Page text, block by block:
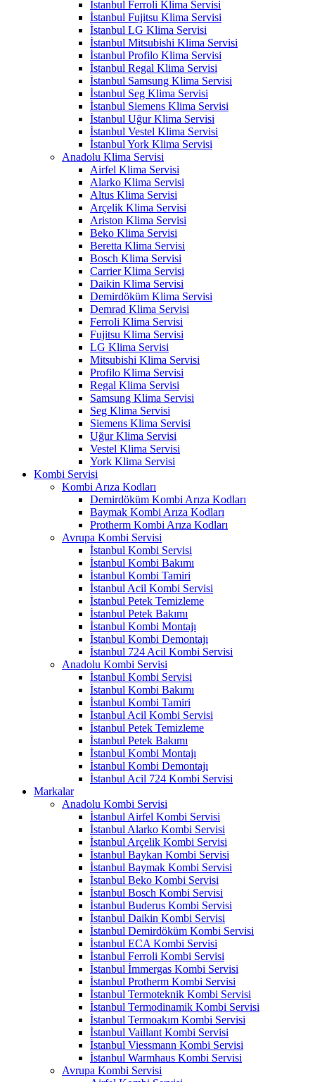
İstanbul Ferroli Klima Servisi
İstanbul Fujitsu Klima Servisi
İstanbul LG Klima Servisi
İstanbul Mitsubishi Klima Servisi
İstanbul Profilo Klima Servisi
İstanbul Regal Klima Servisi
İstanbul Samsung Klima Servisi
İstanbul Seg Klima Servisi
İstanbul Siemens Klima Servisi
İstanbul Uğur Klima Servisi
İstanbul Vestel Klima Servisi
İstanbul York Klima Servisi
Anadolu Klima Servisi
Airfel Klima Servisi
Alarko Klima Servisi
Altus Klima Servisi
Arçelik Klima Servisi
Ariston Klima Servisi
Beko Klima Servisi
Beretta Klima Servisi
Bosch Klima Servisi
Carrier Klima Servisi
Daikin Klima Servisi
Demirdöküm Klima Servisi
Demrad Klima Servisi
Ferroli Klima Servisi
Fujitsu Klima Servisi
LG Klima Servisi
Mitsubishi Klima Servisi
Profilo Klima Servisi
Regal Klima Servisi
Samsung Klima Servisi
Seg Klima Servisi
Siemens Klima Servisi
Uğur Klima Servisi
Vestel Klima Servisi
York Klima Servisi
Kombi Servisi
Kombi Arıza Kodları
Demirdöküm Kombi Arıza Kodları
Baymak Kombi Arıza Kodları
Protherm Kombi Arıza Kodları
Avrupa Kombi Servisi
İstanbul Kombi Servisi
İstanbul Kombi Bakımı
İstanbul Kombi Tamiri
İstanbul Acil Kombi Servisi
İstanbul Petek Temizleme
İstanbul Petek Bakımı
İstanbul Kombi Montajı
İstanbul Kombi Demontajı
İstanbul 724 Acil Kombi Servisi
Anadolu Kombi Servisi
İstanbul Kombi Servisi
İstanbul Kombi Bakımı
İstanbul Kombi Tamiri
İstanbul Acil Kombi Servisi
İstanbul Petek Temizleme
İstanbul Petek Bakımı
İstanbul Kombi Montajı
İstanbul Kombi Demontajı
İstanbul Acil 724 Kombi Servisi
Markalar
Anadolu Kombi Servisi
İstanbul Airfel Kombi Servisi
İstanbul Alarko Kombi Servisi
İstanbul Arçelik Kombi Servisi
İstanbul Baykan Kombi Servisi
İstanbul Baymak Kombi Servisi
İstanbul Beko Kombi Servisi
İstanbul Bosch Kombi Servisi
İstanbul Buderus Kombi Servisi
İstanbul Daikin Kombi Servisi
İstanbul Demirdöküm Kombi Servisi
İstanbul ECA Kombi Servisi
İstanbul Ferroli Kombi Servisi
İstanbul İmmergas Kombi Servisi
İstanbul Protherm Kombi Servisi
İstanbul Termoteknik Kombi Servisi
İstanbul Termodinamik Kombi Servisi
İstanbul Termoakım Kombi Servisi
İstanbul Vaillant Kombi Servisi
İstanbul Viessmann Kombi Servisi
İstanbul Warmhaus Kombi Servisi
Avrupa Kombi Servisi